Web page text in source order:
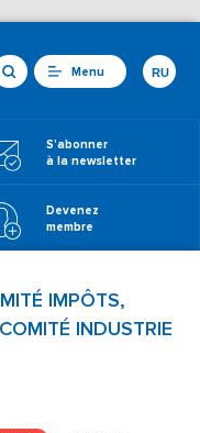
Menu
S'abonner
à la newsletter
Devenez
membre
RU
IMPÔTS,
INDUSTRIE